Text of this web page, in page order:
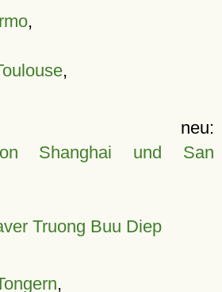
,
,
Shanghai und San
Truong Buu Diep
,